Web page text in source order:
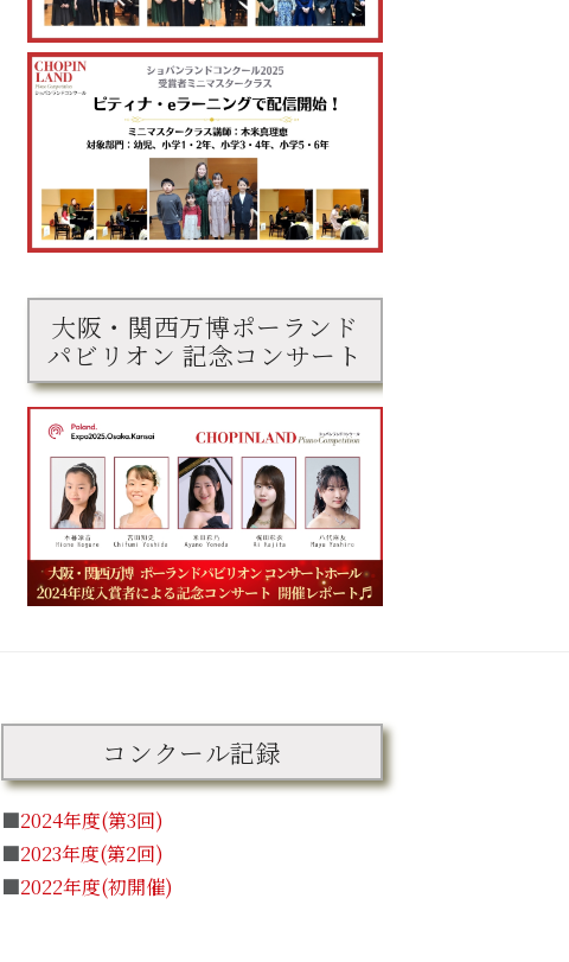
大阪・関西万博ポーランド
パビリオン 記念コンサート
コンクール記録
■2024年度(第3回)
■2023年度(第2回)
■2022年度(初開催)